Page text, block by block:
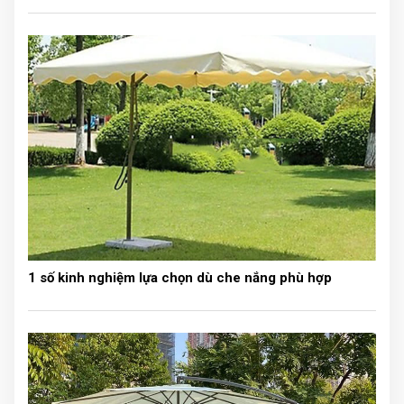
không nên bỏ qua loạirèm tổ ong ngăn lạnh này.
Tăng tính thẩm mỹ
vách ngăn tổ ongđược thiết kế vô cùngsang trọng
.Đặc điểm lúc xếp vào vô cùng gọn gàng, gần như
không chiếm diện tích. Khi kéo ra thì giống như một bức
vách ngăn giữa các không gian.
Rèm tổ ong ngăn lạnh hòa phát có rất nhiều màu sắc
để khách hàng có thể lựa chọn cho phù hợp nhất với
không gian nội thất của mình. Tạo nên điểm nhấn hài
hòa, sang trọng nhất.
SÁNG. Loại rèm này chỉ có thểcách âm 45%. Vì vậy,
khách hàng sử dụng với mục đích chính là cách âm có
thể tham khảo các loại vách ngăn khác.
1 số kinh nghiệm lựa chọn dù che nắng phù hợp